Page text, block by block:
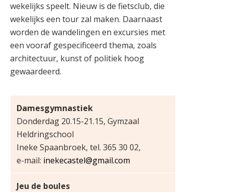
wekelijks speelt. Nieuw is de fietsclub, die
wekelijks een tour zal maken. Daarnaast
worden de wandelingen en excursies met
een vooraf gespecificeerd thema, zoals
architectuur, kunst of politiek hoog
gewaardeerd.
Damesgymnastiek
Donderdag 20.15-21.15, Gymzaal
Heldringschool
Ineke Spaanbroek, tel. 365 30 02,
e-mail: inekecastel@gmail.com
Jeu de boules